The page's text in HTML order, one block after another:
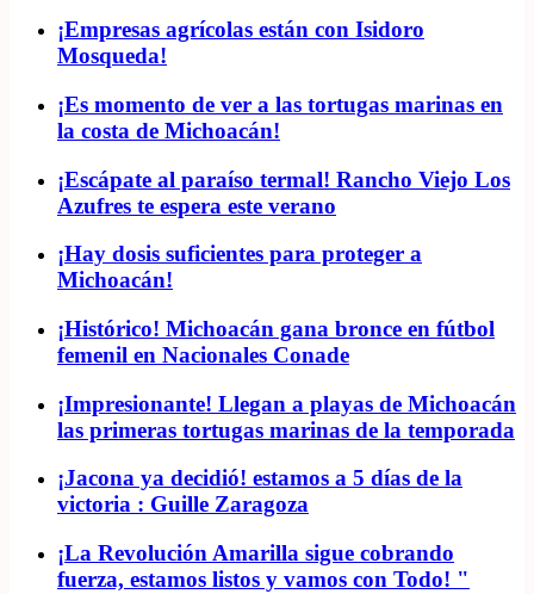
¡Empresas agrícolas están con Isidoro
Mosqueda!
¡Es momento de ver a las tortugas marinas en
la costa de Michoacán!
¡Escápate al paraíso termal! Rancho Viejo Los
Azufres te espera este verano
¡Hay dosis suficientes para proteger a
Michoacán!
¡Histórico! Michoacán gana bronce en fútbol
femenil en Nacionales Conade
¡Impresionante! Llegan a playas de Michoacán
las primeras tortugas marinas de la temporada
¡Jacona ya decidió! estamos a 5 días de la
victoria : Guille Zaragoza
¡La Revolución Amarilla sigue cobrando
fuerza, estamos listos y vamos con Todo! "